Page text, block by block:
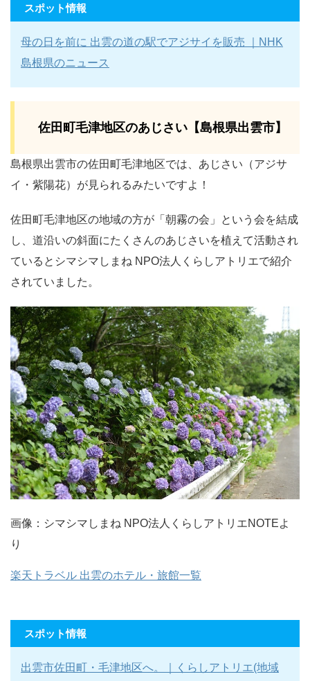
スポット情報
母の日を前に 出雲の道の駅でアジサイを販売 ｜NHK
島根県のニュース
佐田町毛津地区のあじさい【島根県出雲市】
島根県出雲市の佐田町毛津地区では、あじさい（アジサ
イ・紫陽花）が見られるみたいですよ！
佐田町毛津地区の地域の方が「朝霧の会」という会を結成
し、道沿いの斜面にたくさんのあじさいを植えて活動され
ているとシマシマしまね NPO法人くらしアトリエで紹介
されていました。
画像：シマシマしまね NPO法人くらしアトリエNOTEよ
り
楽天トラベル 出雲のホテル・旅館一覧
スポット情報
出雲市佐田町・毛津地区へ。｜くらしアトリエ(地域